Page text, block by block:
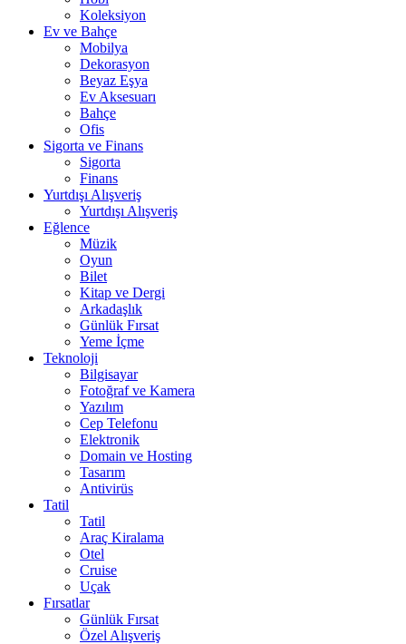
Koleksiyon
Ev ve Bahçe
Mobilya
Dekorasyon
Beyaz Eşya
Ev Aksesuarı
Bahçe
Ofis
Sigorta ve Finans
Sigorta
Finans
Yurtdışı Alışveriş
Yurtdışı Alışveriş
Eğlence
Müzik
Oyun
Bilet
Kitap ve Dergi
Arkadaşlık
Günlük Fırsat
Yeme İçme
Teknoloji
Bilgisayar
Fotoğraf ve Kamera
Yazılım
Cep Telefonu
Elektronik
Domain ve Hosting
Tasarım
Antivirüs
Tatil
Tatil
Araç Kiralama
Otel
Cruise
Uçak
Fırsatlar
Günlük Fırsat
Özel Alışveriş